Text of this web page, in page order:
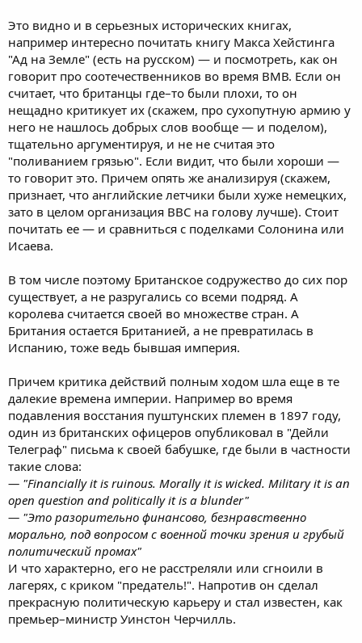
Это видно и в серьезных исторических книгах,
например интересно почитать книгу Макса Хейстинга
"Ад на Земле" (есть на русском) — и посмотреть, как он
говорит про соотечественников во время ВМВ. Если он
считает, что британцы где–то были плохи, то он
нещадно критикует их (скажем, про сухопутную армию у
него не нашлось добрых слов вообще — и поделом),
тщательно аргументируя, и не не считая это
"поливанием грязью". Если видит, что были хороши —
то говорит это. Причем опять же анализируя (скажем,
признает, что английские летчики были хуже немецких,
зато в целом организация ВВС на голову лучше). Стоит
почитать ее — и сравниться с поделками Солонина или
Исаева.
В том числе поэтому Британское содружество до сих пор
существует, а не разругались со всеми подряд. А
королева считается своей во множестве стран. А
Британия остается Британией, а не превратилась в
Испанию, тоже ведь бывшая империя.
Причем критика действий полным ходом шла еще в те
далекие времена империи. Например во время
подавления восстания пуштунских племен в 1897 году,
один из британских офицеров опубликовал в "Дейли
Телеграф" письма к своей бабушке, где были в частности
такие слова:
— "Financially it is ruinous. Morally it is wicked. Military it is an
open question and politically it is a blunder"
— "Это разорительно финансово, безнравственно
морально, под вопросом с военной точки зрения и грубый
политический промах"
И что характерно, его не расстреляли или сгноили в
лагерях, с криком "предатель!". Напротив он сделал
прекрасную политическую карьеру и стал известен, как
премьер–министр Уинстон Черчилль.